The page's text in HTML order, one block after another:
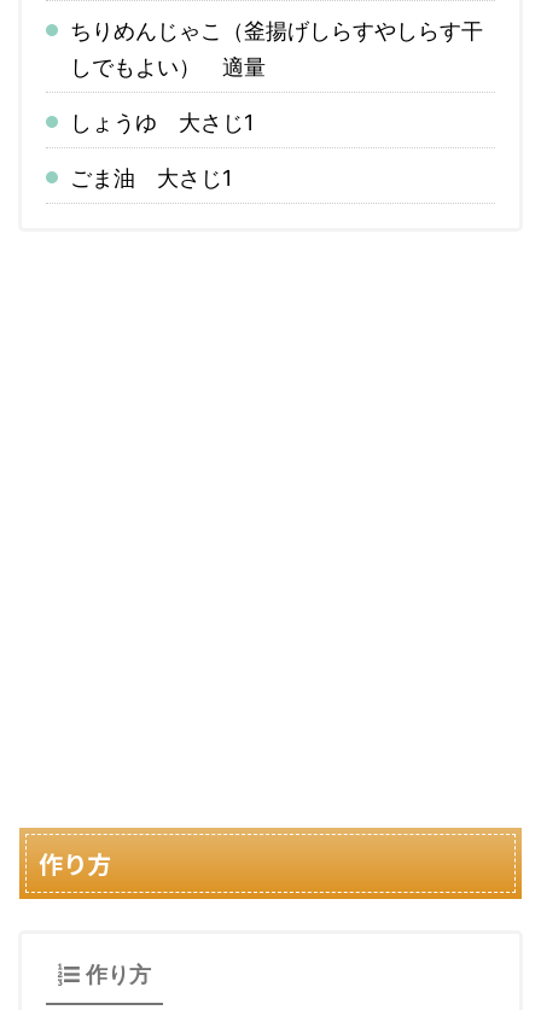
ちりめんじゃこ（釜揚げしらすやしらす干
しでもよい） 適量
しょうゆ 大さじ1
ごま油 大さじ1
作り方
作り方